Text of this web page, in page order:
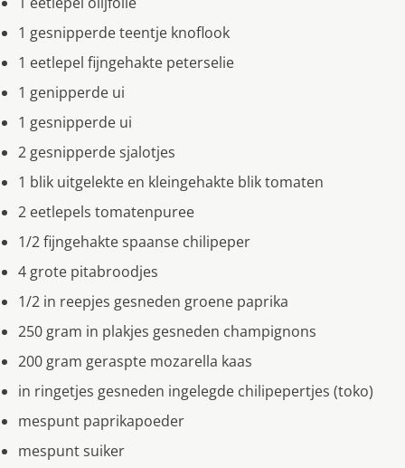
1 gesnipperde teentje knoflook
1 eetlepel fijngehakte peterselie
1 genipperde ui
1 gesnipperde ui
2 gesnipperde sjalotjes
1 blik uitgelekte en kleingehakte blik tomaten
2 eetlepels tomatenpuree
1/2 fijngehakte spaanse chilipeper
4 grote pitabroodjes
1/2 in reepjes gesneden groene paprika
250 gram in plakjes gesneden champignons
200 gram geraspte mozarella kaas
in ringetjes gesneden ingelegde chilipepertjes (toko)
mespunt paprikapoeder
mespunt suiker